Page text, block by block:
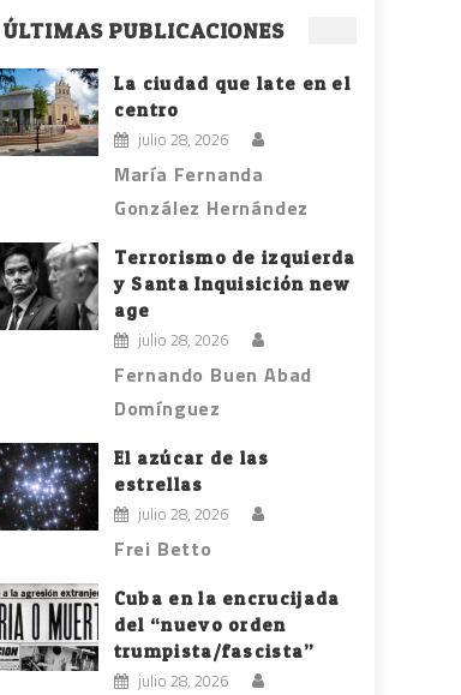
ÚLTIMAS PUBLICACIONES
La ciudad que late en el
centro
julio 28, 2026
María Fernanda
González Hernández
Terrorismo de izquierda
y Santa Inquisición new
age
julio 28, 2026
Fernando Buen Abad
Domínguez
El azúcar de las
estrellas
julio 28, 2026
Frei Betto
Cuba en la encrucijada
del “nuevo orden
trumpista/fascista”
julio 28, 2026